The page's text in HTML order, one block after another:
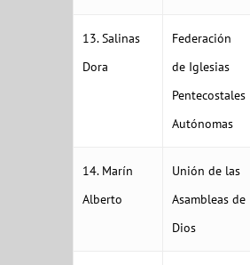
13. Salinas
Dora
Federación
de Iglesias
Pentecostales
Autónomas
14. Marín
Alberto
Unión de las
Asambleas de
Dios